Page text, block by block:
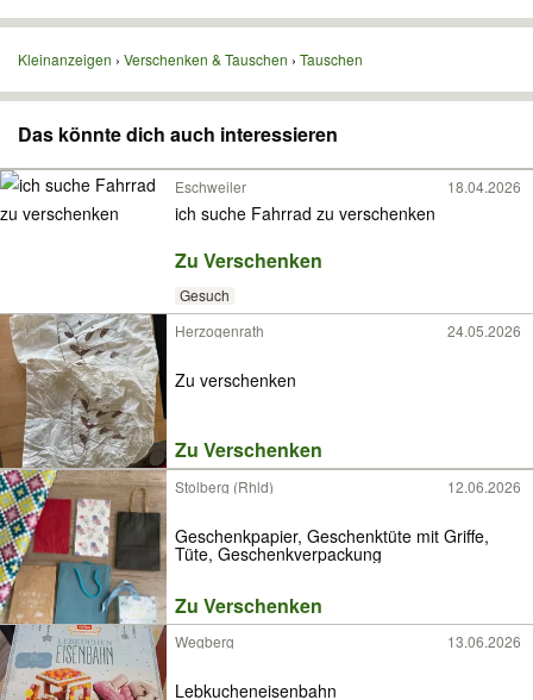
Kleinanzeigen Verschenken & Tauschen Tauschen
Das könnte dich auch interessieren
Eschweiler 18.04.2026
ich suche Fahrrad zu verschenken
Zu Verschenken
Gesuch
Herzogenrath
24.05.2026
Zu verschenken
Zu Verschenken
Stolberg (Rhld) 12.06.2026
Geschenkpapier, Geschenktüte mit Griffe,
Tüte, Geschenkverpackung
Zu Verschenken
Wegberg 13.06.2026
Lebkucheneisenbahn